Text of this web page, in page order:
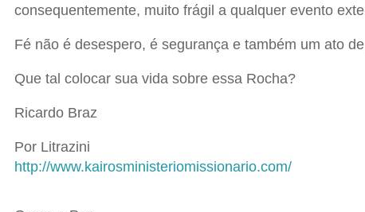
consequentemente, muito frágil a qualquer evento
Fé não é desespero, é segurança e também um ato
Que tal colocar sua vida sobre essa Rocha?
Ricardo Braz
Por Litrazini
http://www.kairosministeriomissionario.com/